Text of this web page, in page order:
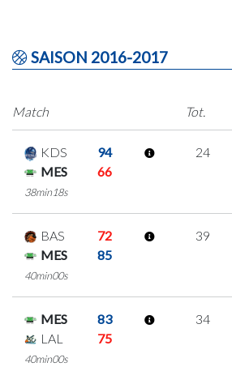
SAISON 2016-2017
Match
Tot.
KDS
94
MES
66
38min18s
24
BAS
72
MES
85
40min00s
39
MES
83
LAL
75
40min00s
34